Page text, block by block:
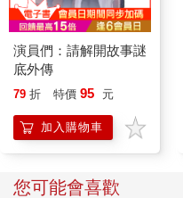
演員們：請解開故事謎
底外傳
79 折 特價 95 元
加入購物車
您可能會喜歡